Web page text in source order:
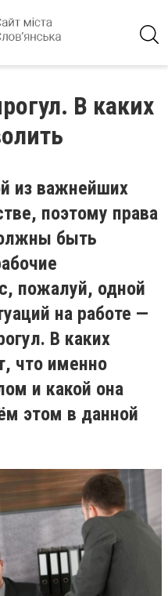
В каких
из важнейших
поэтому права
быть
пожалуй, одной
на работе —
В каких
что именно
и какой она
этом в данной